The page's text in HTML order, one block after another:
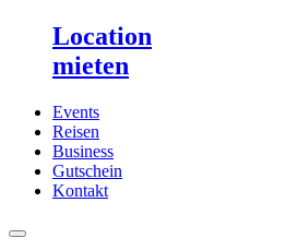
Location
mieten
Events
Reisen
Business
Gutschein
Kontakt